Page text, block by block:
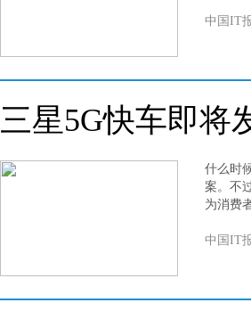
中国IT
三星5G快车即将
什么时
案。不
为消费
中国IT